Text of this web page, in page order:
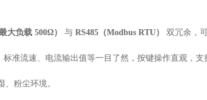
大负载 500Ω） 与 RS485（Modbus RTU） 双冗余，
准流速、电流输出值等一目了然，按键操作直观，支
、粉尘环境。